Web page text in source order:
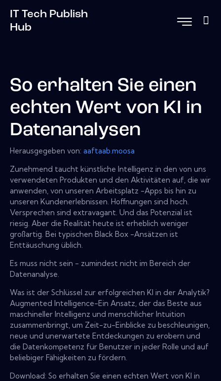
IT Tech Publish
Hub
So erhalten Sie einen
echten Wert von KI in
Datenanalysen
Herausgegeben von: aaftaab.moosa
Zunehmend taucht künstliche Intelligenz in den von uns
verwendeten Produkten und den Aktivitäten auf, die wir
anwenden, von unseren Arbeitsplatz -Apps bis hin zu
unseren Kundenerlebnissen. Hoffnungen sind hoch.
Versprechen sind extravagant. Und das Potenzial ist
riesig. Aber die Realität heute ist erheblich weniger
großartig. Bei typischen Black Box -Ansätzen ist
Enttäuschung üblich.
Es muss nicht sein - zumindest nicht im Bereich der
Datenanalyse.
Was ist der Schlüssel zur erfolgreichen KI in der Analytik?
Augmented Intelligence-Ein Ansatz, der das Beste aus
maschineller Intelligenz und menschlicher Intuition
zusammenbringt, um Zeit-zu-Einblicke zu beschleunigen,
neue und unerwartete Entdeckungen zu erobern und
die Datenkompetenz für Benutzer in jeder Rolle und auf
beliebiger Fähigkeiten zu fördern.
Download: So erhalten Sie einen echten Wert von KI in